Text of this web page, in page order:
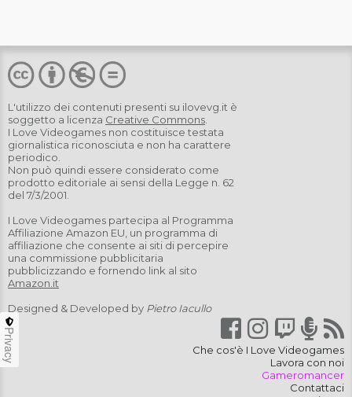
L'utilizzo dei contenuti presenti su ilovevg.it è
soggetto a licenza Creative Commons
I Love Videogames non costituisce testata
giornalistica riconosciuta e non ha carattere
periodico.
Non può quindi essere considerato come
prodotto editoriale ai sensi della Legge n. 62
del 7/3/2001.
I Love Videogames partecipa al Programma
Affiliazione Amazon EU, un programma di
affiliazione che consente ai siti di percepire
una commissione pubblicitaria
pubblicizzando e fornendo link al sito
Amazon.it
Designed & Developed by Pietro Iacullo
Che cos'è I Love Videogames
Lavora con noi
Gameromancer
Contattaci
Privacy